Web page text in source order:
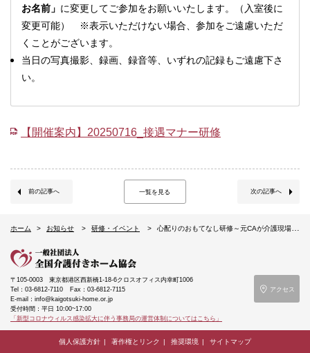
お名前」 に変更してご参加をお願いいたします。（入室後に
変更可能） ※表示いただけない場合、参加をご遠慮いただ
くことがございます。
当日の写真撮影、録画、録音等、いずれの記録もご遠慮下さ
い。
【開催案内】20250716_接遇マナー研修
前の記事へ 一覧を見る 次の記事へ
ホーム お知らせ 研修・イベント 心配りのおもてなし研修～元CAが介護現場ですぐに使える接遇マナー・おもてなしを指南～（7/16オンライン）
〒105-0003 東京都港区西新橋1-18-6クロスオフィス内幸町1006
Tel：03-6812-7110
Fax：03-6812-7115
E-mail：info@kaigotsuki-home.or.jp
受付時間：平日 10:00~17:00
「新型コロナウィルス感染拡大に伴う事務局の運営体制についてはこちら」
アクセス
個人保護方針 著作権とリンク 推奨環境 サイトマップ